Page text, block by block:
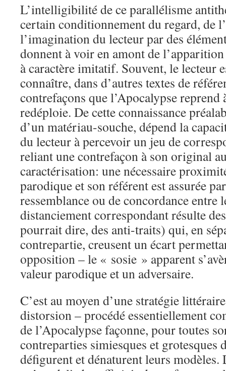
L’intelligibilité de ce parallélisme
certain conditionnement du regard, de
l’imagination du lecteur par des
donnent à voir en amont de
à caractère imitatif. Souvent, le lecteur
connaître, dans d’autres textes de
contrefaçons que l’Apocalypse reprend
redéploie. De cette connaissance
d’un matériau-souche, dépend la
du lecteur à percevoir un jeu de
reliant une contrefaçon à son original
caractérisation: une nécessaire
parodique et son référent est assurée
ressemblance ou de concordance entre
distanciement correspondant résulte
pourrait dire, des anti-traits) qui, en
contrepartie, creusent un écart
opposition – le « sosie » apparent
valeur parodique et un adversaire.
C’est au moyen d’une stratégie
distorsion – procédé essentiellement
de l’Apocalypse façonne, pour toutes
contreparties simiesques et grotesques
défigurent et dénaturent leurs modèles.